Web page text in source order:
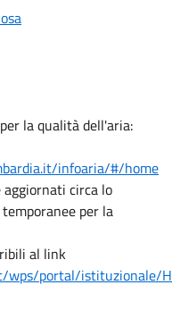
la qualità dell'aria:
infoaria/#/home
circa lo
per la
al link
wps/portal/istituzionale/